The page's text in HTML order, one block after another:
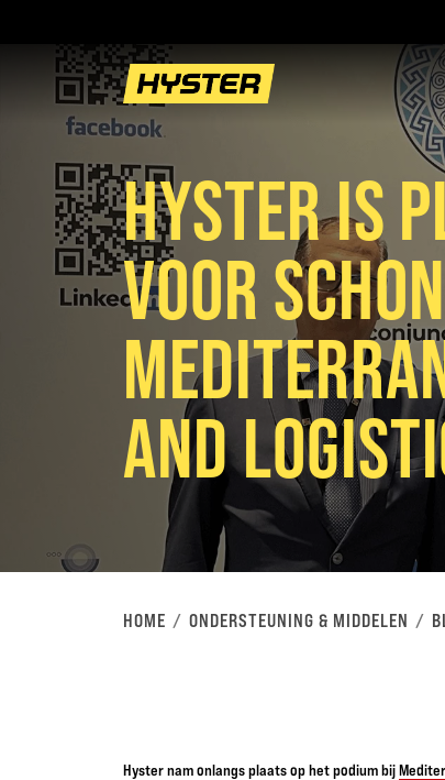
HYSTER IS
VOOR
AND
HOME ONDERSTEUNING & MIDDELEN
Hyster nam onlangs plaats op het podium bij